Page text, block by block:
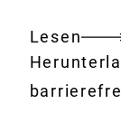
Lesen
Gesamtes
Dokument
Download: